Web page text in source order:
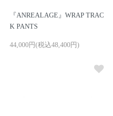
『ANREALAGE』WRAP TRAC
K PANTS
44,000円(税込48,400円)